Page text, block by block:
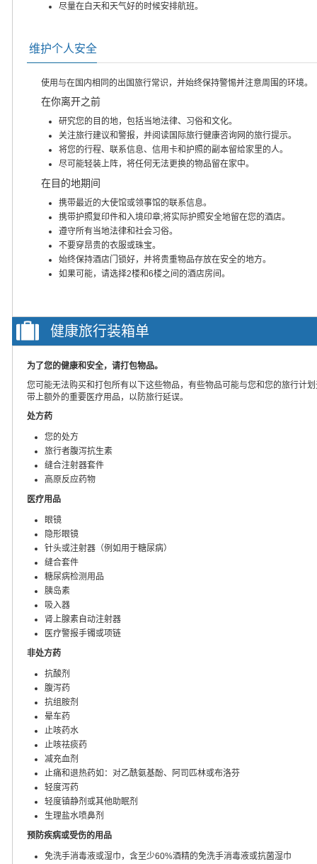
尽量在白天和天气好的时候安排航班。
维护个人安全
使用与在国内相同的出国旅行常识，并始终保持警惕并注意周围的环境。
在你离开之前
研究您的目的地，包括当地法律、习俗和文化。
关注旅行建议和警报，并阅读国际旅行健康咨询网的旅行提示。
将您的行程、联系信息、信用卡和护照的副本留给家里的人。
尽可能轻装上阵，将任何无法更换的物品留在家中。
在目的地期间
携带最近的大使馆或领事馆的联系信息。
携带护照复印件和入境印章;将实际护照安全地留在您的酒店。
遵守所有当地法律和社会习俗。
不要穿昂贵的衣服或珠宝。
始终保持酒店门锁好，并将贵重物品存放在安全的地方。
如果可能，请选择2楼和6楼之间的酒店房间。
健康旅行装箱单
为了您的健康和安全，请打包物品。
您可能无法购买和打包所有以下这些物品，有些物品可能与您和您的旅行计
带上额外的重要医疗用品，以防旅行延误。
处方药
您的处方
旅行者腹泻抗生素
缝合注射器套件
高原反应药物
医疗用品
眼镜
隐形眼镜
针头或注射器（例如用于糖尿病）
缝合套件
糖尿病检测用品
胰岛素
吸入器
肾上腺素自动注射器
医疗警报手镯或项链
非处方药
抗酸剂
腹泻药
抗组胺剂
晕车药
止咳药水
止咳祛痰药
减充血剂
止痛和退热药如：对乙酰氨基酚、阿司匹林或布洛芬
轻度泻药
轻度镇静剂或其他助眠剂
生理盐水喷鼻剂
预防疾病或受伤的用品
免洗手消毒液或湿巾，含至少60%酒精的免洗手消毒液或抗菌湿巾